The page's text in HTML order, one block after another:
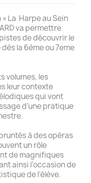
La Harpe au Sein
va permettre
de découvrir le
la 6ème ou 7eme
volumes, les
leur contexte
qui vont
d’une pratique
à des opéras
un rôle
de magnifiques
ainsi l’occasion de
de l’élève.